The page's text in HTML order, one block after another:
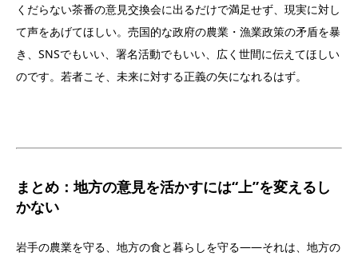
くだらない茶番の意見交換会に出るだけで満足せず、現実に対し
て声をあげてほしい。売国的な政府の農業・漁業政策の矛盾を暴
き、SNSでもいい、署名活動でもいい、広く世間に伝えてほしい
のです。若者こそ、未来に対する正義の矢になれるはず。
まとめ：地方の意見を活かすには“上”を変えるし
かない
岩手の農業を守る、地方の食と暮らしを守る――それは、地方の